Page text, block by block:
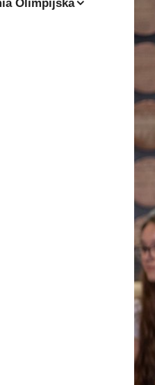
Olimpijska